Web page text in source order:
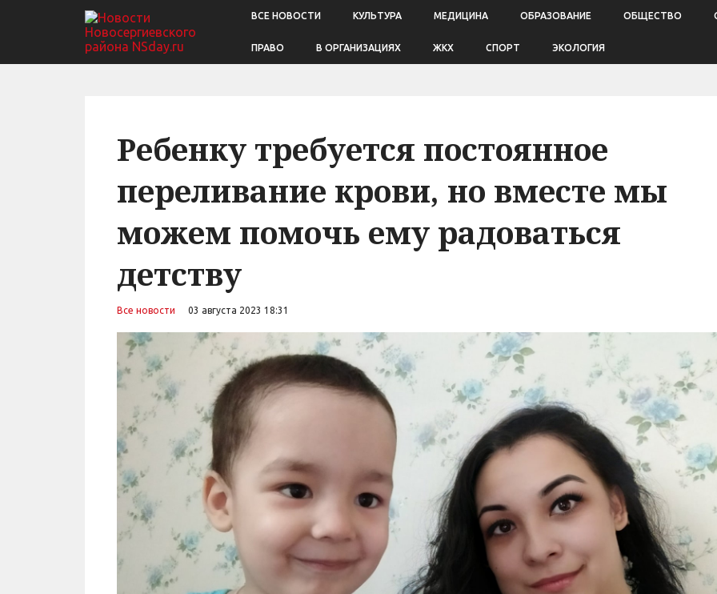
ВСЕ НОВОСТИ КУЛЬТУРА МЕДИЦИНА ОБРАЗОВАНИЕ ОБЩЕСТВО
ПРАВО В ОРГАНИЗАЦИЯХ ЖКХ СПОРТ ЭКОЛОГИЯ
Ребенку требуется постоянное
переливание крови, но вместе мы
можем помочь ему радоваться
детству
Все новости 03 августа 2023 18:31